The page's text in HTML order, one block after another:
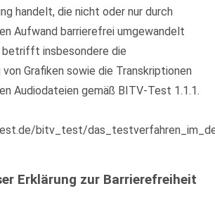
handelt, die nicht oder nur durch
Aufwand barrierefrei umgewandelt
betrifft insbesondere die
Grafiken sowie die Transkriptionen
Audiodateien gemäß BITV-Test 1.1.1.
bitv_test/
Erklärung zur Barrierefreiheit